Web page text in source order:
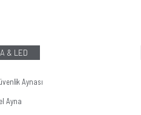
& LED
Aynası
Ayna